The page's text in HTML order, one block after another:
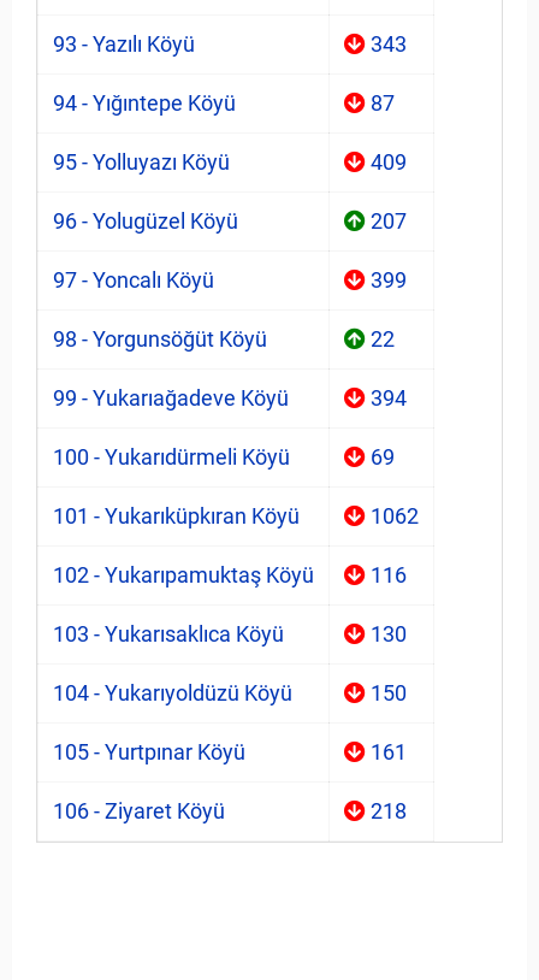
93 - Yazılı Köyü 343
94 - Yığıntepe Köyü 87
95 - Yolluyazı Köyü 409
96 - Yolugüzel Köyü 207
97 - Yoncalı Köyü 399
98 - Yorgunsöğüt Köyü 22
99 - Yukarıağadeve Köyü 394
100 - Yukarıdürmeli Köyü 69
101 - Yukarıküpkıran Köyü 1062
102 - Yukarıpamuktaş Köyü 116
103 - Yukarısaklıca Köyü 130
104 - Yukarıyoldüzü Köyü 150
105 - Yurtpınar Köyü 161
106 - Ziyaret Köyü 218